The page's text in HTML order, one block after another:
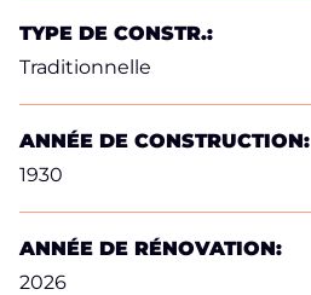
TYPE DE CONSTR.:
Traditionnelle
ANNÉE DE CONSTRUCTION:
1930
ANNÉE DE RÉNOVATION:
2026